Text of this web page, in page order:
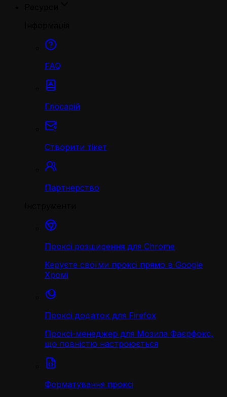
FAQ
Глосарій
Створити тікет
Партнерство
Проксі розширення для Chrome
Керуєте своїми проксі прямо в Google
Хромі
Проксі додаток для Firefox
Проксі-менеджер для Мозила Фаєрфокс,
що повністю настроюється
Форматування проксі